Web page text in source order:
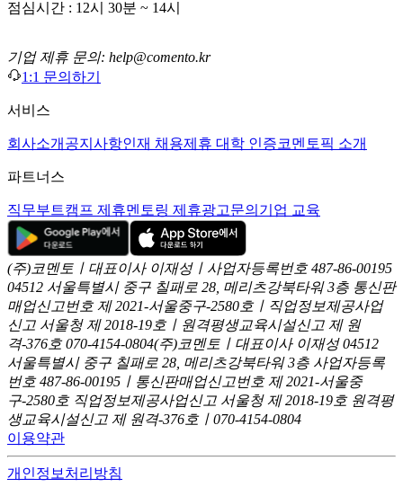
점심시간 : 12시 30분 ~ 14시
기업 제휴 문의: help@comento.kr
1:1 문의하기
서비스
회사소개 공지사항인재 채용제휴 대학 인증코멘토픽 소개
파트너스
직무부트캠프 제휴멘토링 제휴광고문의 기업 교육
(주)코멘토ㅣ대표이사 이재성ㅣ사업자등록번호 487-86-00195
04512 서울특별시 중구 칠패로 28, 메리츠강북타워 3층 통신판
매업신고번호 제 2021-서울중구-2580호ㅣ직업정보제공사업
신고 서울청 제 2018-19호ㅣ원격평생교육시설신고 제 원
격-376호 070-4154-0804(주)코멘토ㅣ대표이사 이재성 04512
서울특별시 중구 칠패로 28, 메리츠강북타워 3층 사업자등록
번호 487-86-00195ㅣ통신판매업신고번호 제 2021-서울중
구-2580호 직업정보제공사업신고 서울청 제 2018-19호 원격평
생교육시설신고 제 원격-376호ㅣ070-4154-0804
이용약관
개인정보처리방침